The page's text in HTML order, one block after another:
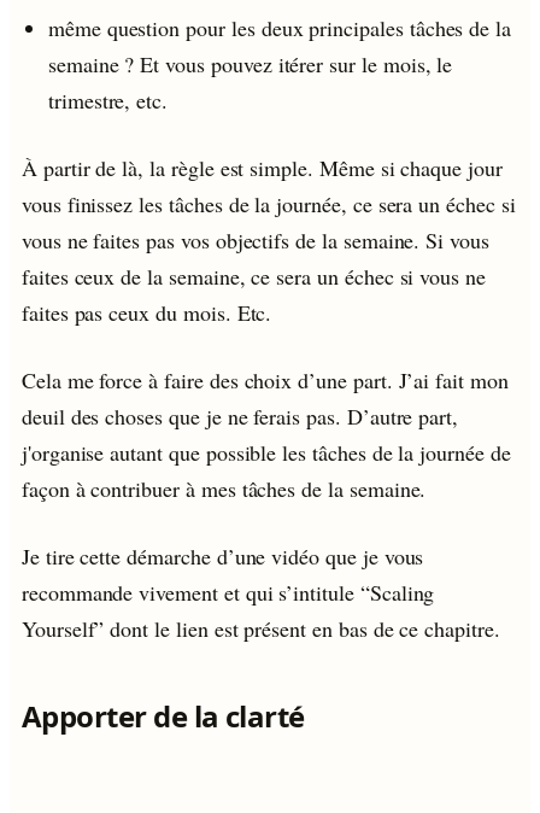
même question pour les deux principales tâches de la
semaine ? Et vous pouvez itérer sur le mois, le
trimestre, etc.
À partir de là, la règle est simple. Même si chaque jour
vous finissez les tâches de la journée, ce sera un échec si
vous ne faites pas vos objectifs de la semaine. Si vous
faites ceux de la semaine, ce sera un échec si vous ne
faites pas ceux du mois. Etc.
Cela me force à faire des choix d’une part. J’ai fait mon
deuil des choses que je ne ferais pas. D’autre part,
j'organise autant que possible les tâches de la journée de
façon à contribuer à mes tâches de la semaine.
Je tire cette démarche d’une vidéo que je vous
recommande vivement et qui s’intitule “Scaling
Yourself” dont le lien est présent en bas de ce chapitre.
Apporter de la clarté